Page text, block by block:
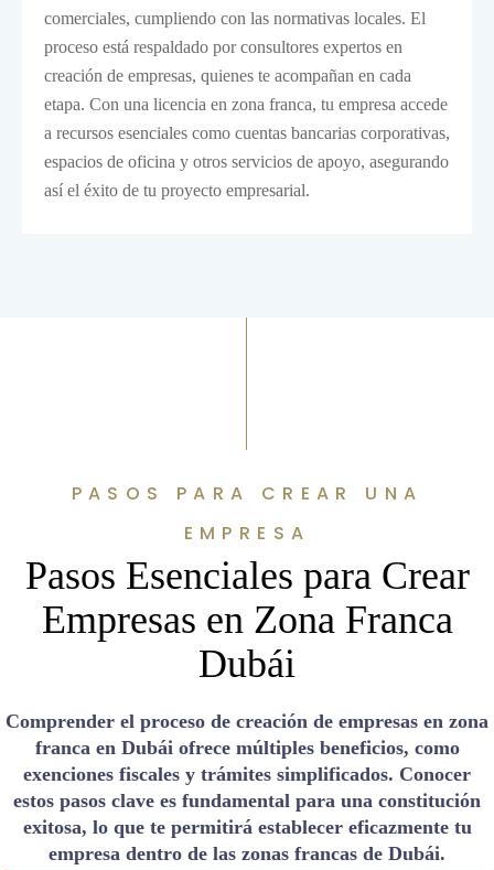
comerciales, cumpliendo con las normativas locales. El
proceso está respaldado por consultores expertos en
creación de empresas, quienes te acompañan en cada
etapa. Con una licencia en zona franca, tu empresa accede
a recursos esenciales como cuentas bancarias corporativas,
espacios de oficina y otros servicios de apoyo, asegurando
así el éxito de tu proyecto empresarial.
PASOS PARA CREAR UNA
EMPRESA
Pasos Esenciales para Crear
Empresas en Zona Franca
Dubái
Comprender el proceso de creación de empresas en zona
franca en Dubái ofrece múltiples beneficios, como
exenciones fiscales y trámites simplificados. Conocer
estos pasos clave es fundamental para una constitución
exitosa, lo que te permitirá establecer eficazmente tu
empresa dentro de las zonas francas de Dubái.